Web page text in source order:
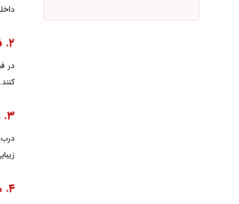
۲. فضاهای داخلی بزرگ
در
۳. ویلاها و خانه‌های لوکس
۴. هتل‌ها و رستوران‌ها